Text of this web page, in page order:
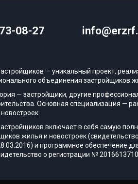
08-27
— уникальный проект,
объединения застройщиков
— застройщики, другие
Основная специализация —
включает в себя самую
жилья и новостроек
и программное обеспечение
о регистрации № 2016613710